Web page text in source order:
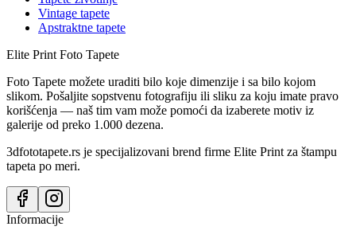
Vintage tapete
Apstraktne tapete
Elite Print Foto Tapete
Foto Tapete možete uraditi bilo koje dimenzije i sa bilo kojom
slikom. Pošaljite sopstvenu fotografiju ili sliku za koju imate pravo
korišćenja — naš tim vam može pomoći da izaberete motiv iz
galerije od preko 1.000 dezena.
3dfototapete.rs je specijalizovani brend firme Elite Print za štampu
tapeta po meri.
Informacije